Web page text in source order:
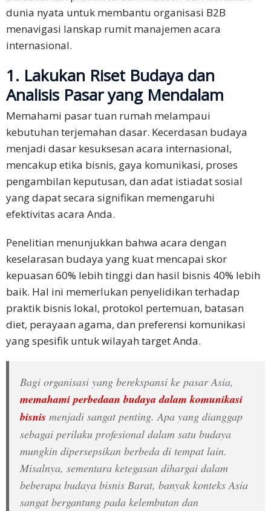
dunia nyata untuk membantu organisasi B2B
menavigasi lanskap rumit manajemen acara
internasional.
1. Lakukan Riset Budaya dan
Analisis Pasar yang Mendalam
Memahami pasar tuan rumah melampaui
kebutuhan terjemahan dasar. Kecerdasan budaya
menjadi dasar kesuksesan acara internasional,
mencakup etika bisnis, gaya komunikasi, proses
pengambilan keputusan, dan adat istiadat sosial
yang dapat secara signifikan memengaruhi
efektivitas acara Anda.
Penelitian menunjukkan bahwa acara dengan
keselarasan budaya yang kuat mencapai skor
kepuasan 60% lebih tinggi dan hasil bisnis 40% lebih
baik. Hal ini memerlukan penyelidikan terhadap
praktik bisnis lokal, protokol pertemuan, batasan
diet, perayaan agama, dan preferensi komunikasi
yang spesifik untuk wilayah target Anda.
Bagi organisasi yang berekspansi ke pasar Asia,
memahami perbedaan budaya dalam komunikasi
bisnis menjadi sangat penting. Apa yang dianggap
sebagai perilaku profesional dalam satu budaya
mungkin dipersepsikan berbeda di tempat lain.
Misalnya, sementara ketegasan dihargai dalam
beberapa budaya bisnis Barat, banyak konteks Asia
sangat bergantung pada kelembutan dan
korea
Bahasa
Bahasa
Melayu
Vietnam
Tamil
Kamboja
Solusi
Industri
Asuransi
Keuangan
Klien
Testimoni
Klien